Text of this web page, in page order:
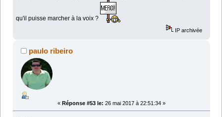
qu'il puisse marcher à la voix ?
IP archivée
paulo ribeiro
« Réponse #53 le: 26 mai 2017 à 22:51:34 »